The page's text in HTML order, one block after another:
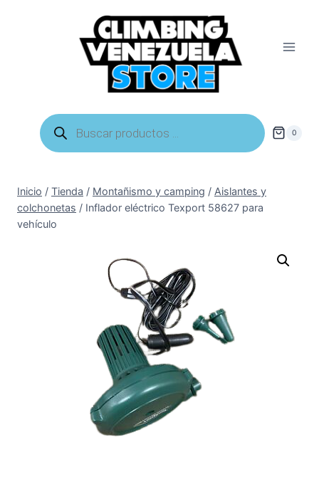
Búsqueda
de
productos
0
Inicio / Tienda / Montañismo y camping / Aislantes y
colchonetas / Inflador eléctrico Texport 58627 para
vehículo